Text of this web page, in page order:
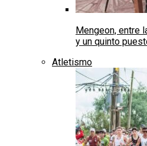
Mengeon, entre
y un quinto
Atletismo